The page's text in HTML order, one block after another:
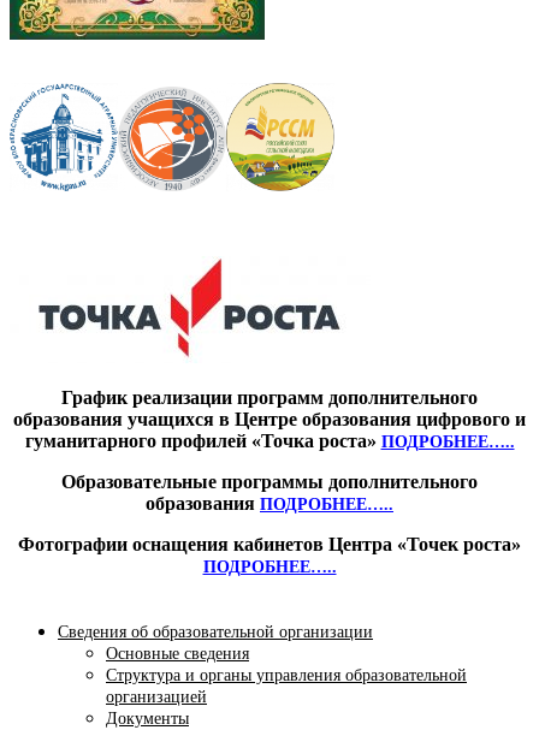
График реализации программ дополнительного
образования учащихся в Центре образования цифрового и
гуманитарного профилей «Точка роста» ПОДРОБНЕЕ…..
Образовательные программы дополнительного
образования ПОДРОБНЕЕ…..
Фотографии оснащения кабинетов Центра «Точек роста»
ПОДРОБНЕЕ…..
Сведения об образовательной организации
Основные сведения
Структура и органы управления образовательной
организацией
Документы